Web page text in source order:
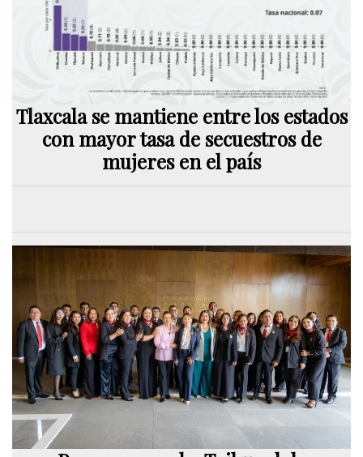
Tlaxcala se mantiene entre los estados
con mayor tasa de secuestros de
mujeres en el país